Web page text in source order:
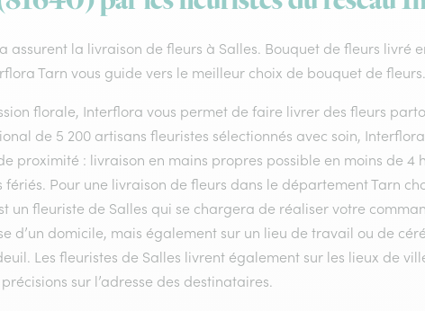
assurent la livraison de fleurs à Salles. Bouquet de fleurs livré
Tarn vous guide vers le meilleur choix de bouquet de fleurs.
florale, Interflora vous permet de faire livrer des fleurs
de 5 200 artisans fleuristes sélectionnés avec soin,
proximité : livraison en mains propres possible en moins de 4
fériés. Pour une livraison de fleurs dans le département Tarn
un fleuriste de Salles qui se chargera de réaliser votre
d’un domicile, mais également sur un lieu de travail ou de
Les fleuristes de Salles livrent également sur les lieux de
sur l’adresse des destinataires.